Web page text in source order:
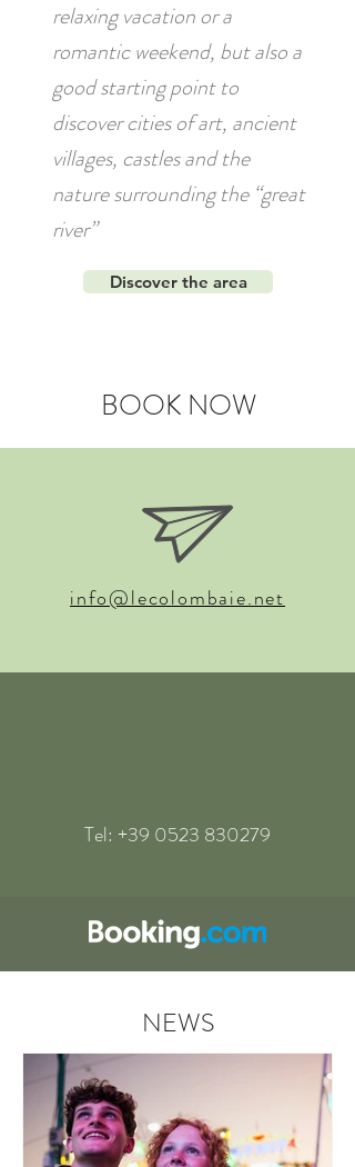
relaxing vacation or a
romantic weekend, but also a
good starting point to
discover cities of art, ancient
villages, castles and the
nature surrounding the “great
river”
Discover the area
BOOK NOW
info@lecolombaie.net
Tel: +39 0523 830279
NEWS